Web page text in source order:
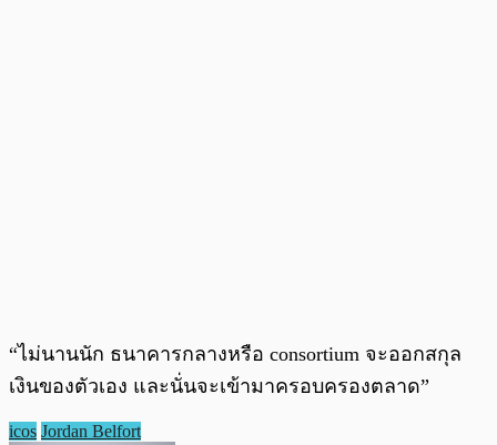
“ไม่นานนัก ธนาคารกลางหรือ consortium จะออกสกุล
เงินของตัวเอง และนั่นจะเข้ามาครอบครองตลาด”
icos Jordan Belfort